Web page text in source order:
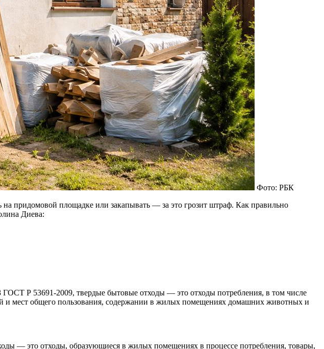
Фото: РБК
придомовой площадке или закапывать — за это грозит штраф. Как правильно
Диева:
Р 53691-2009, твердые бытовые отходы — это отходы потребления, в том числе
мест общего пользования, содержании в жилых помещениях домашних животных и
— это отходы, образующиеся в жилых помещениях в процессе потребления, товары,